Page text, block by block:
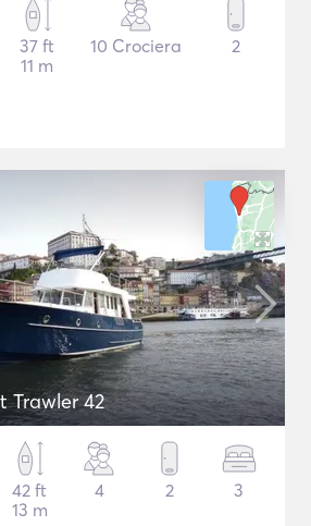
37 ft
11 m
10 Crociera 2
Trawler 42
42 ft
13 m
4 2 3